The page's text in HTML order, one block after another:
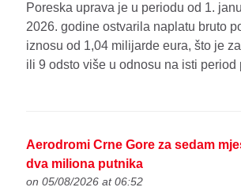
Poreska uprava je u periodu od 1.
2026. godine ostvarila naplatu bruto
iznosu od 1,04 milijarde eura, što je
ili 9 odsto više u odnosu na isti period
Aerodromi Crne Gore za sedam
dva miliona putnika
on 05/08/2026 at 06:52